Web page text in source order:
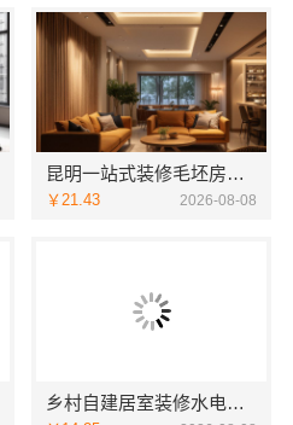
昆明一站式装修毛坯房，认准云南至高新型建材有限公司
￥21.43 2026-08-08
乡村自建居室装修水电规整，万赢饰家专业无忧